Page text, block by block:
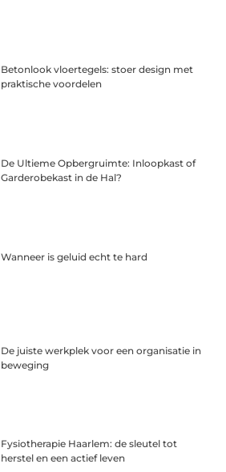
Betonlook vloertegels: stoer design met
praktische voordelen
De Ultieme Opbergruimte: Inloopkast of
Garderobekast in de Hal?
Wanneer is geluid echt te hard
De juiste werkplek voor een organisatie in
beweging
Fysiotherapie Haarlem: de sleutel tot
herstel en een actief leven